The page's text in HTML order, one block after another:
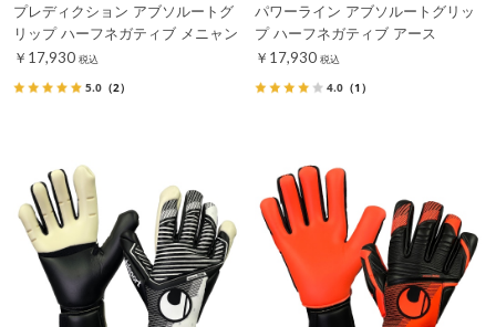
プレディクション アブソルートグ
リップ ハーフネガティブ メニャン
￥17,930 税込
5.0 （2）
パワーライン アブソルートグリッ
プ ハーフネガティブ アース
￥17,930 税込
4.0 （1）